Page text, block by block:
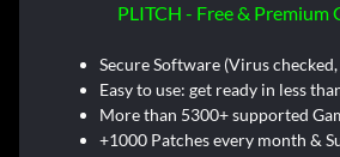
PLITCH - Free & Premium
Secure Software (Virus
Easy to use: get ready in less
More than 5300+ supported
+1000 Patches every month &